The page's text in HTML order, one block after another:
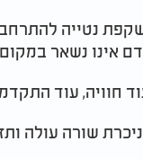
נטייה
אינו נשאר
חוויה, עוד
שורה עולה